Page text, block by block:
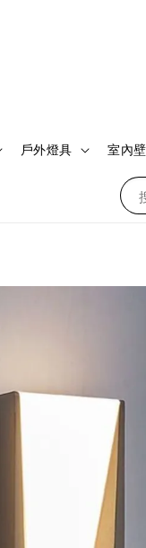
戶外燈具 室內